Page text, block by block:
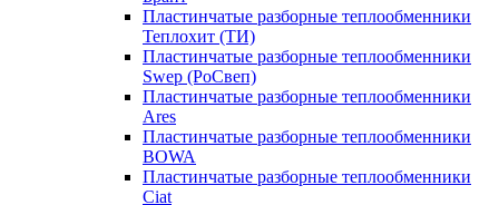
Пластинчатые разборные теплообменники
Теплохит (ТИ)
Пластинчатые разборные теплообменники
Swep (РоСвеп)
Пластинчатые разборные теплообменники
Ares
Пластинчатые разборные теплообменники
BOWA
Пластинчатые разборные теплообменники
Ciat